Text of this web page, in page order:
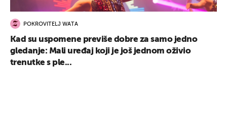
POKROVITELJ WATA
Kad su uspomene previše dobre za samo jedno
gledanje: Mali uređaj koji je još jednom oživio
trenutke s ple...